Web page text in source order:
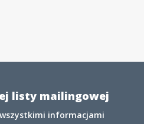
listy mailingowej
wszystkimi informacjami